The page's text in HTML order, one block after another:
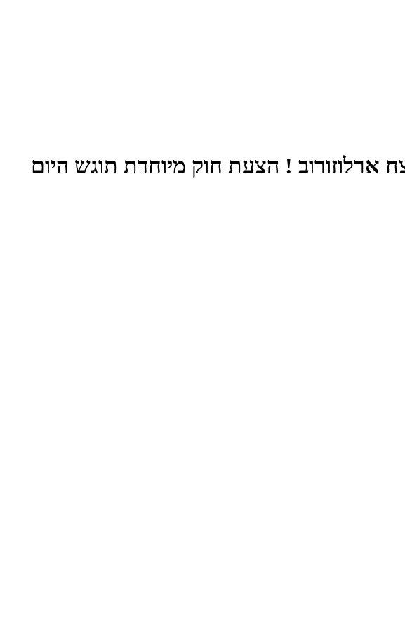
ארלוזורוב ! הצעת חוק מיוחדת תוגש היום